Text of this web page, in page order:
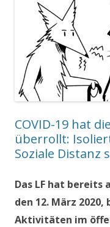
COVID-19 hat
überrollt:
Soziale Distanz
Das LF hat bereits
den 12. März
Aktivitäten im